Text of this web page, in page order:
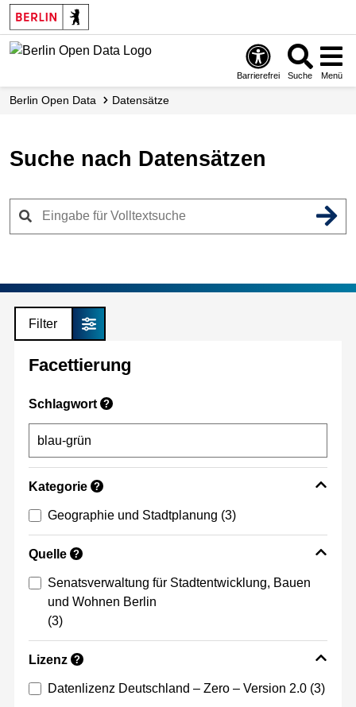
Skip
to
main
Barrierefrei Suche Menü
Berlin Open Data Datensätze
Suche nach Datensätzen
Filter
Facettierung
Schlagwort ?
Kategorie ?
Geographie und Stadtplanung (3)
Quelle ?
Senatsverwaltung für Stadtentwicklung, Bauen
und Wohnen Berlin
(3)
Lizenz ?
Datenlizenz Deutschland – Zero – Version 2.0 (3)